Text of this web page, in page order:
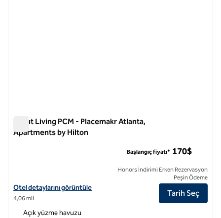
Scout Living PCM - Placemakr Atlanta,
Apartments by Hilton
Scout Living PCM - Placemakr Atlanta, Apartments by Hilton için otel
Otel detaylarını görüntüle
4,06 mil
Başlangıç fiyatı* 170$
Honors İndirimi Erken Rezervasyon
Peşin Ödeme
Tarih Seç
Açık yüzme havuzu